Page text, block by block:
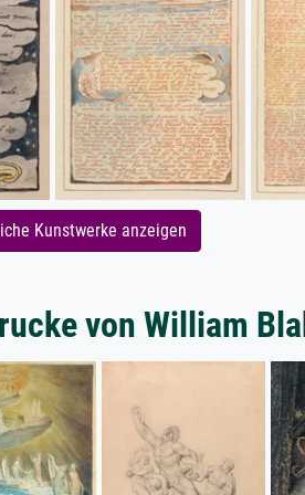
Kunstwerke anzeigen
von William